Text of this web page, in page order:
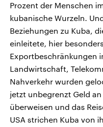
Prozent der Menschen
kubanische Wurzeln.
Beziehungen zu Kuba,
einleitete, hier
Exportbeschränkungen
Landwirtschaft,
Nahverkehr wurden
jetzt unbegrenzt Geld
überweisen und das
USA strichen Kuba von